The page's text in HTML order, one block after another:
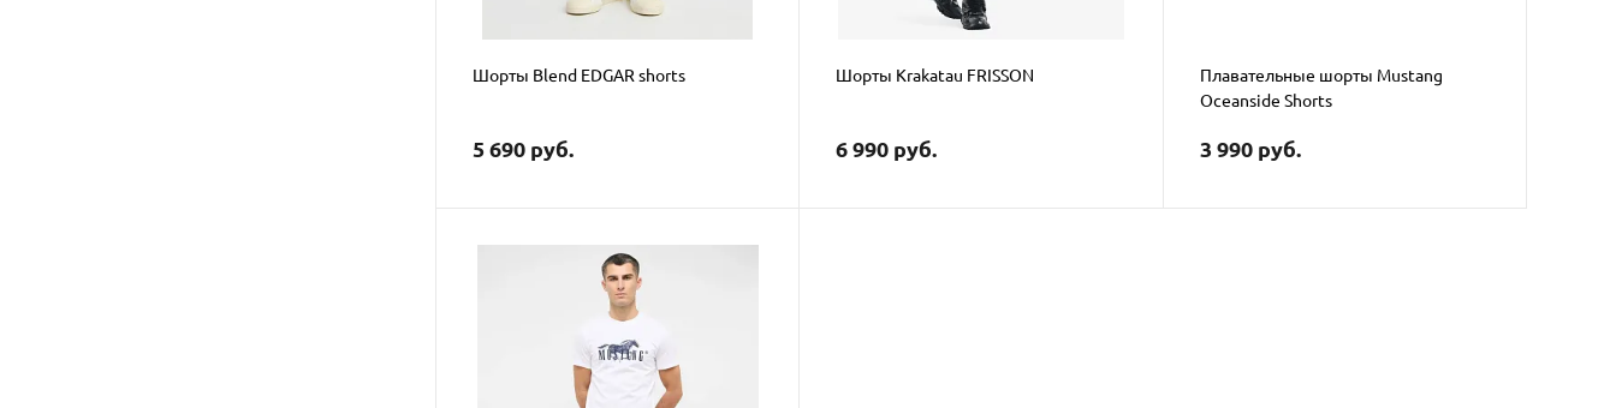
Шорты Blend EDGAR shorts
5 690 руб.
Шорты Krakatau FRISSON
6 990 руб.
Плавательные шорты Mustang
Oceanside Shorts
3 990 руб.